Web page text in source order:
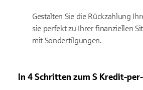
Gestalten Sie die Rückzahlung
sie perfekt zu Ihrer finanziellen
mit Sondertilgungen.
In 4 Schritten zum S Kredit-